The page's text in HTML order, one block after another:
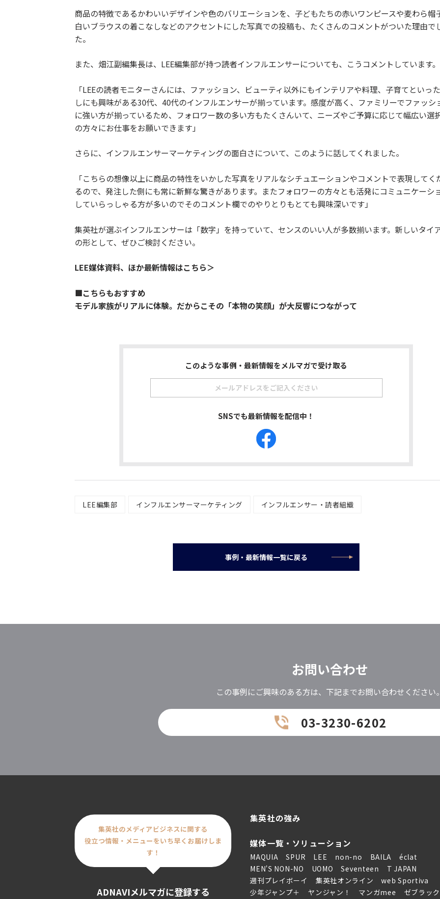
商品の特徴であるかわいいデザインや色のバリエーションを、子どもたちの赤いワンピースや麦わら帽
白いブラウスの着こなしなどのアクセントにした写真での投稿も、たくさんのコメントがついた理由で
た。
また、畑江副編集長は、LEE編集部が持つ読者インフルエンサーについても、こうコメントしています。
「LEEの読者モニターさんには、ファッション、ビューティ以外にもインテリアや料理、子育てといっ
しにも興味がある30代、40代のインフルエンサーが揃っています。感度が高く、ファミリーでファッシ
に強い方が揃っているため、フォロワー数の多い方もたくさんいて、ニーズやご予算に応じて幅広い選
の方々にお仕事をお願いできます」
さらに、インフルエンサーマーケティングの面白さについて、このように話してくれました。
「こちらの想像以上に商品の特性をいかした写真をリアルなシチュエーションやコメントで表現してく
るので、発注した側にも常に新鮮な驚きがあります。またフォロワーの方々とも活発にコミュニケーシ
していらっしゃる方が多いのでそのコメント欄でのやりとりもとても興味深いです」
集英社が選ぶインフルエンサーは「数字」を持っていて、センスのいい人が多数揃います。新しいタイ
の形として、ぜひご検討ください。
LEE媒体資料、ほか最新情報はこちら＞
■こちらもおすすめ
モデル家族がリアルに体験。だからこその「本物の笑顔」が大反響につながって
このような事例・最新情報をメルマガで受け取る
SNSでも最新情報を配信中！
LEE編集部 インフルエンサーマーケティング インフルエンサー・読者組織
事例・最新情報一覧に戻る
お問い合わせ
この事例にご興味のある方は、下記までお問い合わせください。
03-3230-6202
集英社のメディアビジネスに関する
役立つ情報・メニューをいち早くお届けしま
す！
ADNAVIメルマガに登録する
集英社の強み
媒体一覧・ソリューション
MAQUIA SPUR LEE non-no BAILA
éclat
MEN'S NON-NO
UOMO Seventeen
T JAPAN
週刊プレイボーイ
集英社オンライン
web Sportiva
少年ジャンプ＋
ヤンジャン！ マンガmee ゼブラック